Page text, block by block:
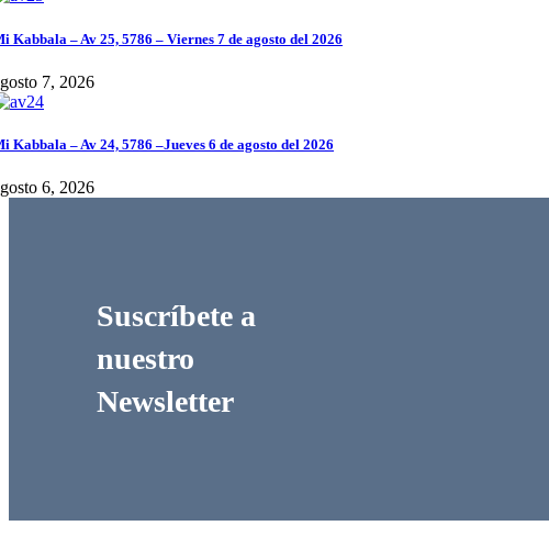
Kabbala – Av 25, 5786 – Viernes 7 de agosto del 2026
7, 2026
Kabbala – Av 24, 5786 –Jueves 6 de agosto del 2026
6, 2026
Suscríbete a
nuestro
Newsletter